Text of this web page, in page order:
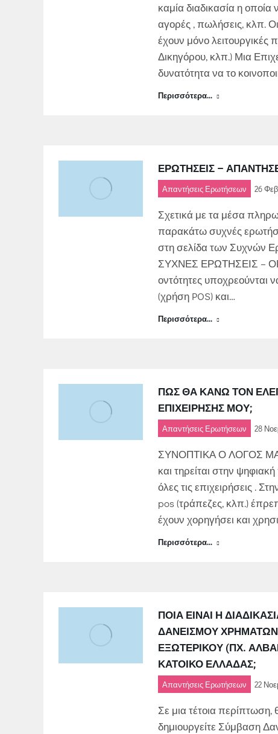
καμία διαδικασία η
αγορές , πωλήσεις, κλπ.
έχουν μόνο λειτουργικές
Δικηγόρου, κλπ.) Μια
δυνατότητα να το
Περισσότερα...
ΕΡΩΤΉΣΕΙΣ –
Απαντήσεις Ερωτήσεων 26
Σχετικά με τα μέσα
παρακάτω συχνές
στη σελίδα των Συχνών
ΣΥΧΝΕΣ ΕΡΩΤΗΣΕΙΣ –
οντότητες
(χρήση POS) και…
Περισσότερα...
ΠΩΣ ΘΑ ΚΆΝΩ ΤΟΝ
ΕΠΙΧΕΊΡΗΣΉΣ ΜΟΥ;
Απαντήσεις Ερωτήσεων 28
ΣΥΝΟΠΤΙΚΑ Ο ΛΟΓΟΣ
και τηρείται στην
όλες τις επιχειρήσεις .
pos (τράπεζες, κλπ.)
έχουν χορηγήσει και
Περισσότερα...
ΠΟΙΑ ΕΊΝΑΙ Η
ΔΑΝΕΙΣΜΟΎ
ΕΞΩΤΕΡΙΚΟΎ (ΠΧ.
ΚΆΤΟΙΚΟ ΕΛΛΆΔΑΣ;
Απαντήσεις Ερωτήσεων 22
Σε μια τέτοια περίπτωση,
δημιουργείτε Σύμβαση